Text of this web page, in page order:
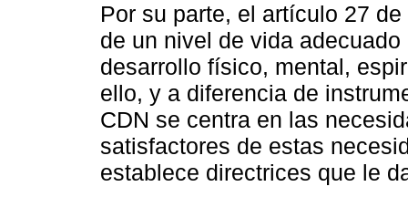
Por su parte, el artículo 27
de un nivel de vida
desarrollo físico, mental,
ello, y a diferencia de
CDN se centra en las
satisfactores de estas
establece directrices que le